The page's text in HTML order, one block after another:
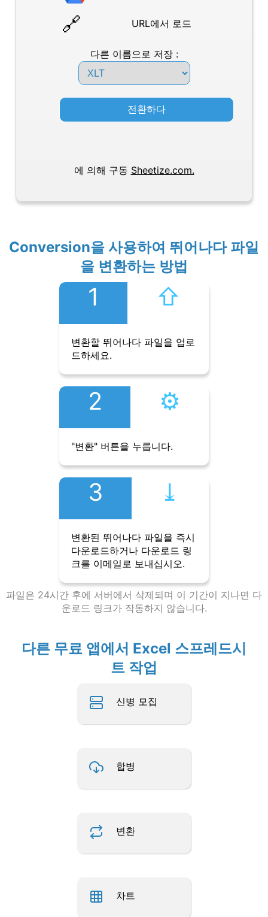
URL에서 로드
다른 이름으로 저장 :
전환하다
에 의해 구동 Sheetize.com.
Conversion을 사용하여 뛰어나다 파일
을 변환하는 방법
1 ⇧︎
변환할 뛰어나다 파일을 업로
드하세요.
2 ⚙︎
"변환" 버튼을 누릅니다.
3 ⤓︎
변환된 뛰어나다 파일을 즉시
다운로드하거나 다운로드 링
크를 이메일로 보내십시오.
파일은 24시간 후에 서버에서 삭제되며 이 기간이 지나면 다
운로드 링크가 작동하지 않습니다.
다른 무료 앱에서 Excel 스프레드시
트 작업
신병 모집
합병
변환
차트